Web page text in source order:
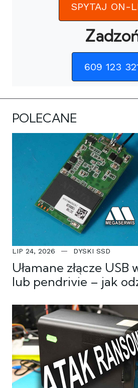
SPYTAJ ON-
609 123
POLECANE
LIP 24, 2026 DYSKI SSD
Ułamane złącze USB
lub pendrivie – jak